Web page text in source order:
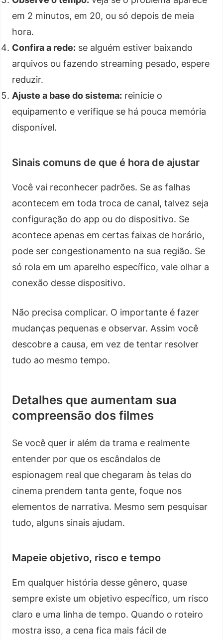
em 2 minutos, em 20, ou só depois de meia
hora.
Confira a rede: se alguém estiver baixando
arquivos ou fazendo streaming pesado, espere
reduzir.
Ajuste a base do sistema: reinicie o
equipamento e verifique se há pouca memória
disponível.
Sinais comuns de que é hora de ajustar
Você vai reconhecer padrões. Se as falhas
acontecem em toda troca de canal, talvez seja
configuração do app ou do dispositivo. Se
acontece apenas em certas faixas de horário,
pode ser congestionamento na sua região. Se
só rola em um aparelho específico, vale olhar a
conexão desse dispositivo.
Não precisa complicar. O importante é fazer
mudanças pequenas e observar. Assim você
descobre a causa, em vez de tentar resolver
tudo ao mesmo tempo.
Detalhes que aumentam sua
compreensão dos filmes
Se você quer ir além da trama e realmente
entender por que os escândalos de
espionagem real que chegaram às telas do
cinema prendem tanta gente, foque nos
elementos de narrativa. Mesmo sem pesquisar
tudo, alguns sinais ajudam.
Mapeie objetivo, risco e tempo
Em qualquer história desse gênero, quase
sempre existe um objetivo específico, um risco
claro e uma linha de tempo. Quando o roteiro
mostra isso, a cena fica mais fácil de